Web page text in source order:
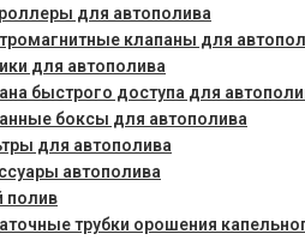
для автополива
клапаны для
для автополива
быстрого доступа для
боксы для автополива
для автополива
автополива
полив
трубки орошения